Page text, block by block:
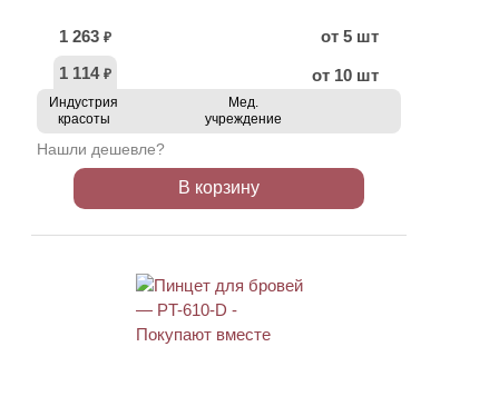
1 263 ₽
от 5 шт
1 114 ₽ от 10 шт
Индустрия
красоты
Мед.
учреждение
Нашли дешевле?
В корзину